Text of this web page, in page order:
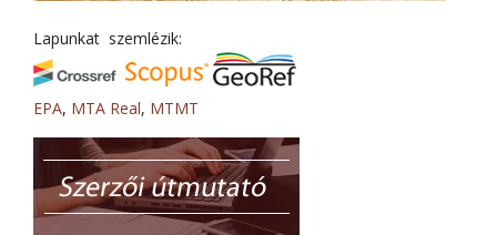
Lapunkat szemlézik:
EPA, MTA Real, MTMT